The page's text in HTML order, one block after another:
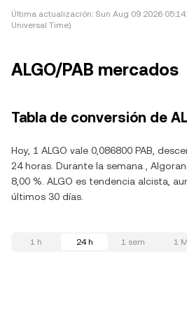
Última actualización: Sun Aug 09 2026
Universal Time)
ALGO/PAB mercados
Tabla de conversión de
Hoy, 1 ALGO vale 0,086800 PAB,
24 horas. Durante la semana ,
8,00 %. ALGO es tendencia alcista,
últimos 30 días.
1 h 24 h 1 sem 1 M